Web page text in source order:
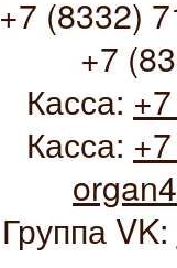
+7 (8332)
+7
Касса:
Касса:
Группа VK: